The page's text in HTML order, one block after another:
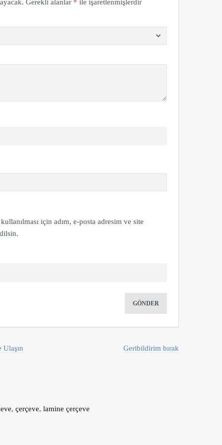
Gerekli alanlar * ile işaretlenmişlerdir
için adım, e-posta adresim ve site
Ulaşın Geribildirim bırak
,çerçeve,lamine çerçeve